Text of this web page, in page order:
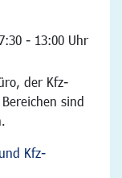
- 13:00 Uhr
der Kfz-
sind
Kfz-